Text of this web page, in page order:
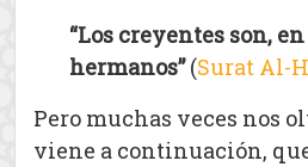
“Los creyentes son,
hermanos”(Surat Al-
Pero muchas veces nos
viene a continuación,